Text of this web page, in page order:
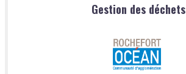
Gestion des déchets